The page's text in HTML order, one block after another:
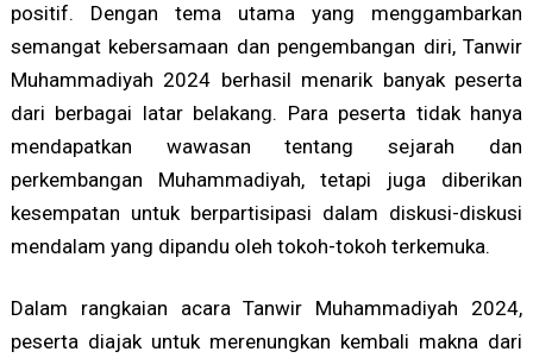
positif. Dengan tema utama yang menggambarkan
semangat kebersamaan dan pengembangan diri, Tanwir
Muhammadiyah 2024 berhasil menarik banyak peserta
dari berbagai latar belakang. Para peserta tidak hanya
mendapatkan wawasan tentang sejarah dan
perkembangan Muhammadiyah, tetapi juga diberikan
kesempatan untuk berpartisipasi dalam diskusi-diskusi
mendalam yang dipandu oleh tokoh-tokoh terkemuka.
Dalam rangkaian acara Tanwir Muhammadiyah 2024,
peserta diajak untuk merenungkan kembali makna dari